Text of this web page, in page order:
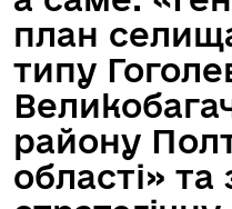
план
типу
району
області» та